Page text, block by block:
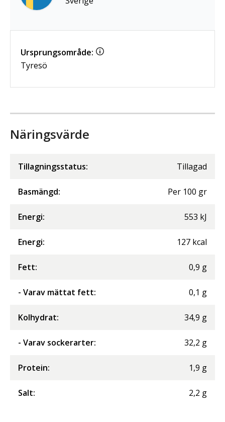
Ursprungsområde:
Tyresö
Näringsvärde
Tillagningsstatus: Tillagad
Basmängd: Per 100 gr
Energi: 553 kJ
Energi: 127 kcal
Fett: 0,9 g
- Varav mättat fett: 0,1 g
Kolhydrat: 34,9 g
- Varav sockerarter: 32,2 g
Protein: 1,9 g
Salt: 2,2 g